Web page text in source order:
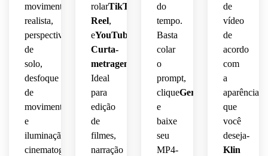
movimento
realista,
perspectiva
de
solo,
desfoque
de
movimento
e
iluminação
cinematográfica-
rolarTikTok
Reel,
eYouTube
Curta-
metragem
Ideal
para
edição
de
filmes,
narração
do
tempo.
Basta
colar
o
prompt,
cliqueGerar
e
baixe
seu
MP4-
de
vídeo
de
acordo
com
a
aparência
que
você
deseja-
Klin